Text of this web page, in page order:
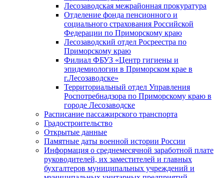
Лесозаводская межрайонная прокуратура
Отделение фонда пенсионного и
социального страхования Российской
Федерации по Приморскому краю
Лесозаводский отдел Росреестра по
Приморскому краю
Филиал ФБУЗ «Центр гигиены и
эпидемиологии в Приморском крае в
г.Лесозаводске»
Территориальный отдел Управления
Роспотребнадзора по Приморскому краю в
городе Лесозаводске
Расписание пассажирского транспорта
Градостроительство
Открытые данные
Памятные даты военной истории России
Информация о среднемесячной заработной плате
руководителей, их заместителей и главных
бухгалтеров муниципальных учреждений и